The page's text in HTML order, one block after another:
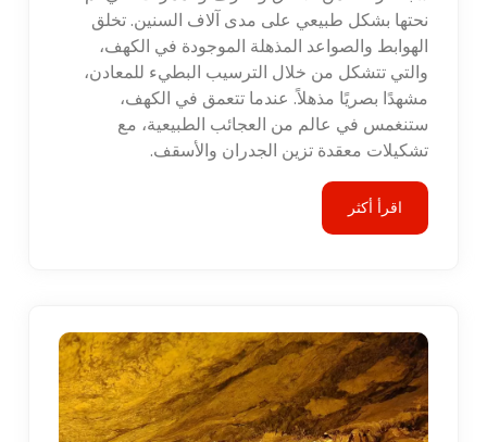
نحتها بشكل طبيعي على مدى آلاف السنين. تخلق
الهوابط والصواعد المذهلة الموجودة في الكهف،
والتي تتشكل من خلال الترسيب البطيء للمعادن،
مشهدًا بصريًا مذهلاً. عندما تتعمق في الكهف،
ستنغمس في عالم من العجائب الطبيعية، مع
تشكيلات معقدة تزين الجدران والأسقف.
اقرأ أكثر